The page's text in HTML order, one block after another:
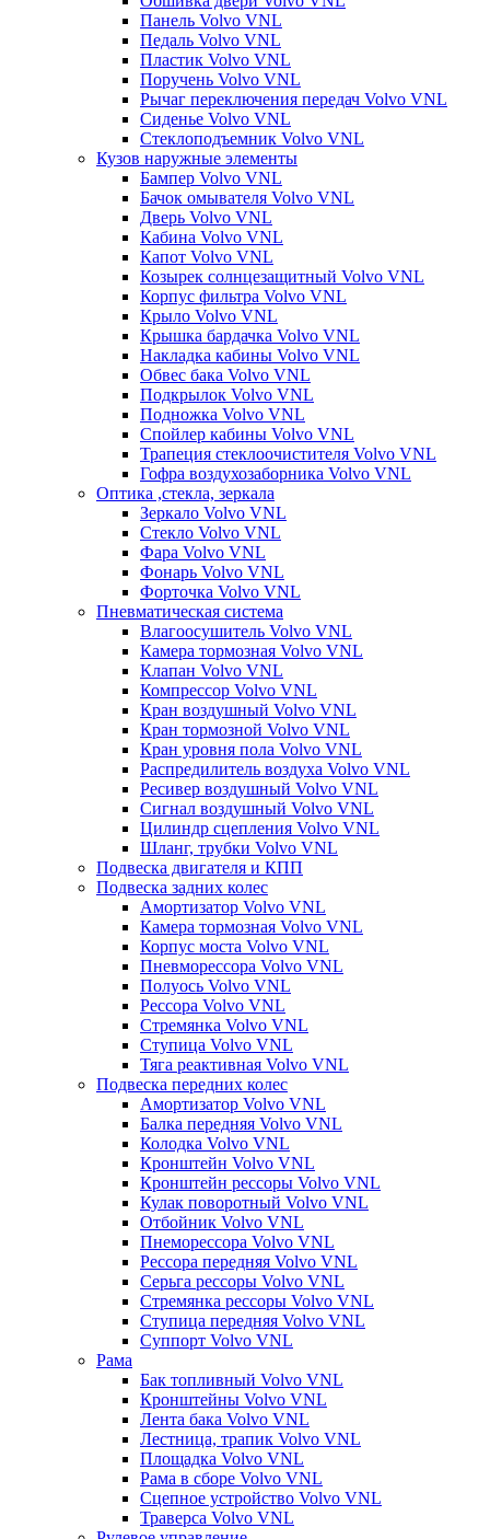
Панель Volvo VNL
Педаль Volvo VNL
Пластик Volvo VNL
Поручень Volvo VNL
Рычаг переключения передач Volvo VNL
Сиденье Volvo VNL
Стеклоподъемник Volvo VNL
Кузов наружные элементы
Бампер Volvo VNL
Бачок омывателя Volvo VNL
Дверь Volvo VNL
Кабина Volvo VNL
Капот Volvo VNL
Козырек солнцезащитный Volvo VNL
Корпус фильтра Volvo VNL
Крыло Volvo VNL
Крышка бардачка Volvo VNL
Накладка кабины Volvo VNL
Обвес бака Volvo VNL
Подкрылок Volvo VNL
Подножка Volvo VNL
Спойлер кабины Volvo VNL
Трапеция стеклоочистителя Volvo VNL
Гофра воздухозаборника Volvo VNL
Оптика ,стекла, зеркала
Зеркало Volvo VNL
Стекло Volvo VNL
Фара Volvo VNL
Фонарь Volvo VNL
Форточка Volvo VNL
Пневматическая система
Влагоосушитель Volvo VNL
Камера тормозная Volvo VNL
Клапан Volvo VNL
Компрессор Volvo VNL
Кран воздушный Volvo VNL
Кран тормозной Volvo VNL
Кран уровня пола Volvo VNL
Распредилитель воздуха Volvo VNL
Ресивер воздушный Volvo VNL
Сигнал воздушный Volvo VNL
Цилиндр сцепления Volvo VNL
Шланг, трубки Volvo VNL
Подвеска двигателя и КПП
Подвеска задних колес
Амортизатор Volvo VNL
Камера тормозная Volvo VNL
Корпус моста Volvo VNL
Пневморессора Volvo VNL
Полуось Volvo VNL
Рессора Volvo VNL
Стремянка Volvo VNL
Ступица Volvo VNL
Тяга реактивная Volvo VNL
Подвеска передних колес
Амортизатор Volvo VNL
Балка передняя Volvo VNL
Колодка Volvo VNL
Кронштейн Volvo VNL
Кронштейн рессоры Volvo VNL
Кулак поворотный Volvo VNL
Отбойник Volvo VNL
Пнеморессора Volvo VNL
Рессора передняя Volvo VNL
Серьга рессоры Volvo VNL
Стремянка рессоры Volvo VNL
Ступица передняя Volvo VNL
Суппорт Volvo VNL
Рама
Бак топливный Volvo VNL
Кронштейны Volvo VNL
Лента бака Volvo VNL
Лестница, трапик Volvo VNL
Площадка Volvo VNL
Рама в сборе Volvo VNL
Сцепное устройство Volvo VNL
Траверса Volvo VNL